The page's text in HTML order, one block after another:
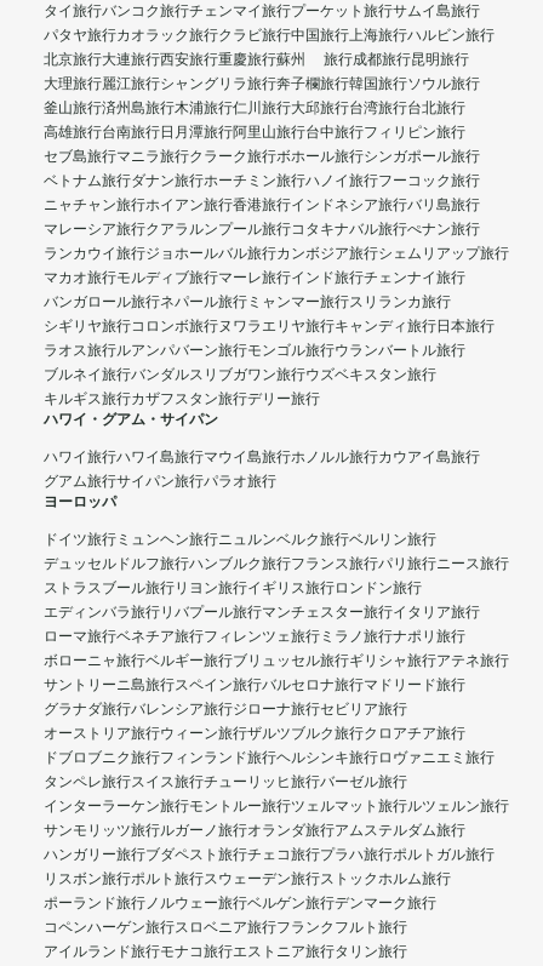
タイ旅行バンコク旅行チェンマイ旅行プーケット旅行サムイ島旅行
パタヤ旅行カオラック旅行クラビ旅行中国旅行上海旅行ハルビン旅行
北京旅行大連旅行西安旅行重慶旅行蘇州 旅行成都旅行昆明旅行
大理旅行麗江旅行シャングリラ旅行奔子欄旅行韓国旅行ソウル旅行
釜山旅行済州島旅行木浦旅行仁川旅行大邱旅行台湾旅行台北旅行
高雄旅行台南旅行日月潭旅行阿里山旅行台中旅行フィリピン旅行
セブ島旅行マニラ旅行クラーク旅行ボホール旅行シンガポール旅行
ベトナム旅行ダナン旅行ホーチミン旅行ハノイ旅行フーコック旅行
ニャチャン旅行ホイアン旅行香港旅行インドネシア旅行バリ島旅行
マレーシア旅行クアラルンプール旅行コタキナバル旅行ぺナン旅行
ランカウイ旅行ジョホールバル旅行カンボジア旅行シェムリアップ旅行
マカオ旅行モルディブ旅行マーレ旅行インド旅行チェンナイ旅行
バンガロール旅行ネパール旅行 ミャンマー旅行スリランカ旅行
シギリヤ旅行コロンボ旅行ヌワラエリヤ旅行キャンディ旅行日本旅行
ラオス旅行ルアンパバーン旅行モンゴル旅行ウランバートル旅行
ブルネイ旅行バンダルスリブガワン旅行ウズベキスタン旅行
キルギス旅行カザフスタン旅行デリー旅行
ハワイ・グアム・サイパン
ハワイ旅行ハワイ島旅行マウイ島旅行ホノルル旅行カウアイ島旅行
グアム旅行サイパン旅行パラオ旅行
ヨーロッパ
ドイツ旅行 ミュンヘン旅行ニュルンベルク旅行ベルリン旅行
デュッセルドルフ旅行ハンブルク旅行フランス旅行パリ旅行ニース旅行
ストラスブール旅行リヨン旅行イギリス旅行ロンドン旅行
エディンバラ旅行リバプール旅行マンチェスター旅行イタリア旅行
ローマ旅行ベネチア旅行フィレンツェ旅行 ミラノ旅行ナポリ旅行
ボローニャ旅行ベルギー旅行ブリュッセル旅行ギリシャ旅行アテネ旅行
サントリーニ島旅行スペイン旅行バルセロナ旅行マドリード旅行
グラナダ旅行バレンシア旅行ジローナ旅行セビリア旅行
オーストリア旅行ウィーン旅行ザルツブルク旅行クロアチア旅行
ドブロブニク旅行フィンランド旅行ヘルシンキ旅行ロヴァニエミ旅行
タンペレ旅行スイス旅行チューリッヒ旅行バーゼル旅行
インターラーケン旅行モントルー旅行ツェルマット旅行ルツェルン旅行
サンモリッツ旅行ルガーノ旅行オランダ旅行アムステルダム旅行
ハンガリー旅行ブダペスト旅行チェコ旅行プラハ旅行ポルトガル旅行
リスボン旅行ポルト旅行スウェーデン旅行ストックホルム旅行
ポーランド旅行ノルウェー旅行ベルゲン旅行デンマーク旅行
コペンハーゲン旅行スロベニア旅行フランクフルト旅行
アイルランド旅行モナコ旅行エストニア旅行タリン旅行